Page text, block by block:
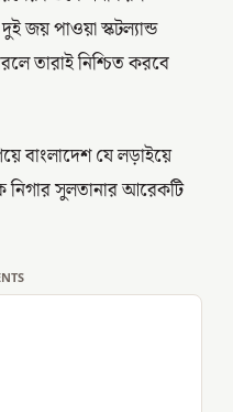
জয় পাওয়া স্কটল্যান্ড
তারাই নিশ্চিত করবে
বাংলাদেশ যে লড়াইয়ে
নিগার সুলতানার আরেকটি